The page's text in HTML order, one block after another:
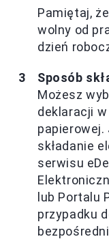
Pamiętaj,
wolny od
dzień
Sposób
Możesz
deklaracji
papierowej.
składanie
serwisu
lub Portalu
przypadku